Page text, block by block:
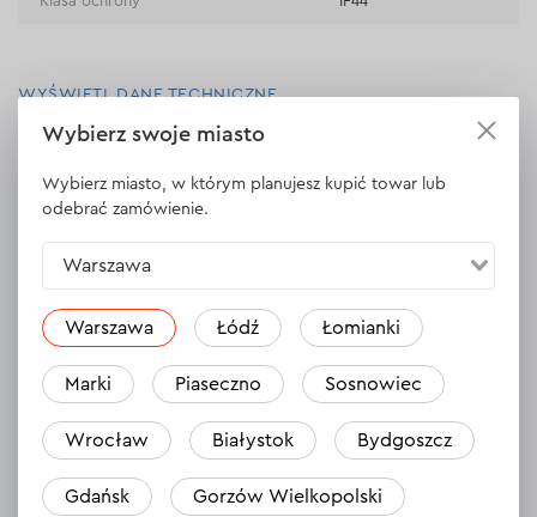
WYŚWIETL DANE TECHNICZNE
Wybierz swoje miasto
Wybierz miasto, w którym planujesz kupić towar lub
odebrać zamówienie.
Warszawa
Warszawa Łódź Łomianki
Marki Piaseczno Sosnowiec
Wrocław Białystok Bydgoszcz
Gdańsk Gorzów Wielkopolski